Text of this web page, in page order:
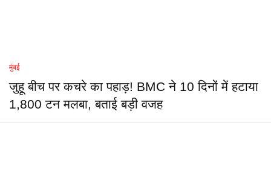
मुंबई
जुहू बीच पर कचरे का पहाड़! BMC ने 10 दिनों में हटाया
1,800 टन मलबा, बताई बड़ी वजह